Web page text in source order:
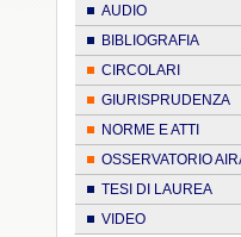
AUDIO
BIBLIOGRAFIA
CIRCOLARI
GIURISPRUDENZA
NORME E ATTI
OSSERVATORIO
TESI DI LAUREA
VIDEO